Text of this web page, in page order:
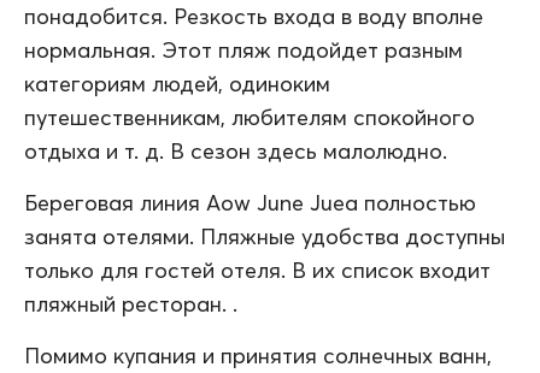
понадобится. Резкость входа в воду вполне
нормальная. Этот пляж подойдет разным
категориям людей, одиноким
путешественникам, любителям спокойного
отдыха и т. д. В сезон здесь малолюдно.
Береговая линия Aow June Juea полностью
занята отелями. Пляжные удобства доступны
только для гостей отеля. В их список входит
пляжный ресторан. .
Помимо купания и принятия солнечных ванн,